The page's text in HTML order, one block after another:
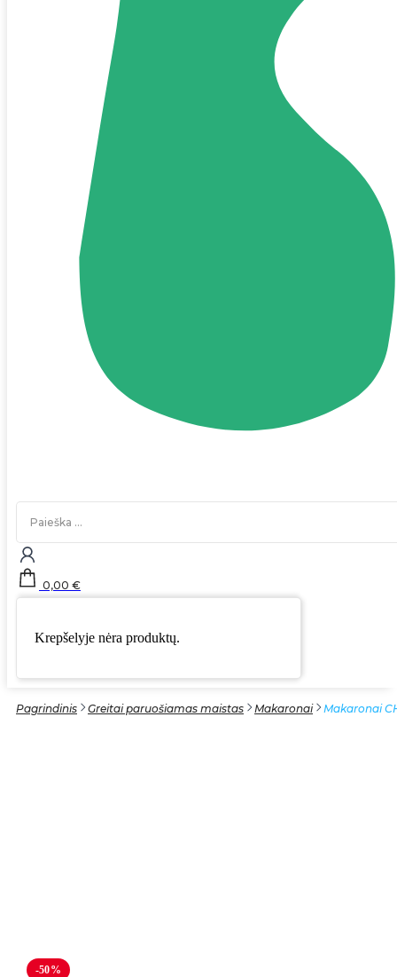
Search
0,00 €
Krepšelyje nėra produktų.
Pagrindinis Greitai paruošiamas maistas Makaronai Makaronai
-50%